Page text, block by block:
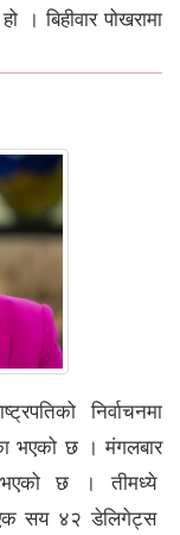
। बिहीवार पोखरामा
निर्वाचनमा
भएको छ । मंगलबार
भएको छ । तीमध्ये
एक सय ४२ डेलिगेट्स